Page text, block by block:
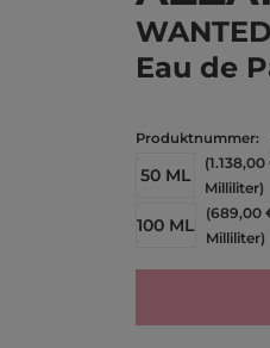
WANTED
Eau de
Produktnummer:
50 ML
Milliliter)
100 ML
(689,00
Milliliter)